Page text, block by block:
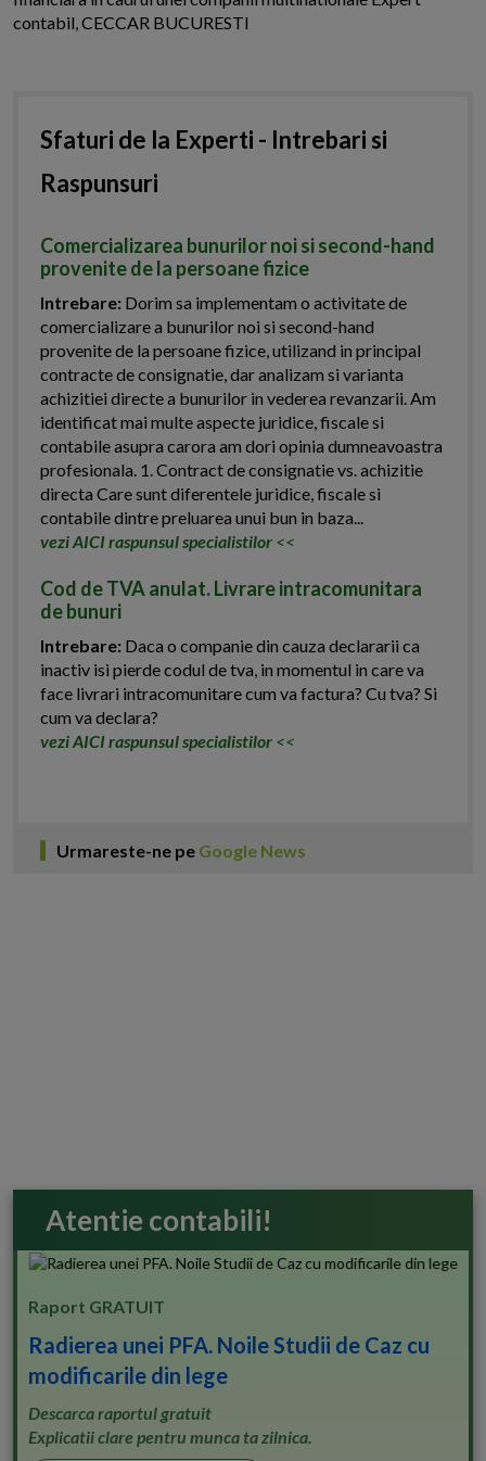
contabil, CECCAR BUCURESTI
Sfaturi de la Experti - Intrebari si
Raspunsuri
Comercializarea bunurilor noi si second-hand
provenite de la persoane fizice
Intrebare: Dorim sa implementam o activitate de
comercializare a bunurilor noi si second-hand
provenite de la persoane fizice, utilizand in principal
contracte de consignatie, dar analizam si varianta
achizitiei directe a bunurilor in vederea revanzarii. Am
identificat mai multe aspecte juridice, fiscale si
contabile asupra carora am dori opinia dumneavoastra
profesionala. 1. Contract de consignatie vs. achizitie
directa Care sunt diferentele juridice, fiscale si
contabile dintre preluarea unui bun in baza...
vezi AICI raspunsul specialistilor <<
Cod de TVA anulat. Livrare intracomunitara
de bunuri
Intrebare: Daca o companie din cauza declararii ca
inactiv isi pierde codul de tva, in momentul in care va
face livrari intracomunitare cum va factura? Cu tva? Si
cum va declara?
vezi AICI raspunsul specialistilor <<
Urmareste-ne pe Google News
Atentie contabili!
Raport GRATUIT
Radierea unei PFA. Noile Studii de Caz cu
modificarile din lege
Descarca raportul gratuit
Explicatii clare pentru munca ta zilnica.